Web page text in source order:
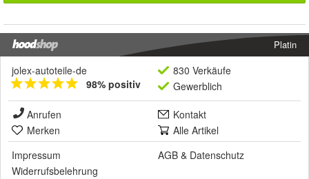
Platin
jolex-autoteile-de
98% positiv
830 Verkäufe
Gewerblich
Anrufen
Kontakt
Merken
Alle Artikel
Impressum
AGB & Datenschutz
Widerrufsbelehrung